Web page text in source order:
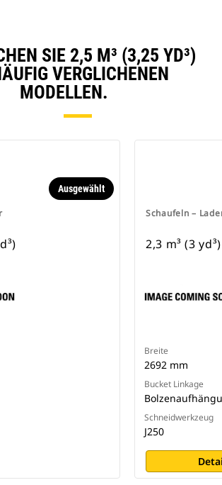
SIE 2,5 M³ (3,25 YD³)
VERGLICHENEN
MODELLEN.
Ausgewählt
Schaufeln –
2,3 m³ (3 yd³)
Breite
2692 mm
Bucket Linkage
Schneidwerkzeug
J250